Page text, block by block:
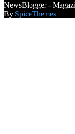
NewsBlogger -
By SpiceThemes